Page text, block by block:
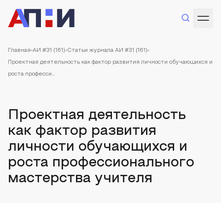
Главная АИ #31 (161) Статьи журнала АИ #31 (161)
Проектная деятельность как фактор развития личности обучающихся и
роста професси...
Проектная деятельность
как фактор развития
личности обучающихся и
роста профессионального
мастерства учителя